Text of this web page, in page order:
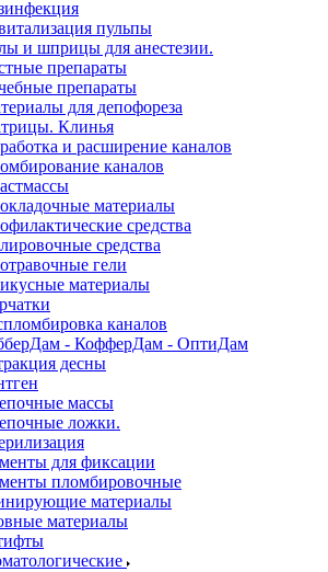
пульпы
и шприцы для анестезии.
препараты
препараты
для депофореза
Клинья
и расширение каналов
каналов
материалы
средства
средства
гели
материалы
каналов
- КофферДам - ОптиДам
десны
массы
ложки.
для фиксации
пломбировочные
материалы
материалы